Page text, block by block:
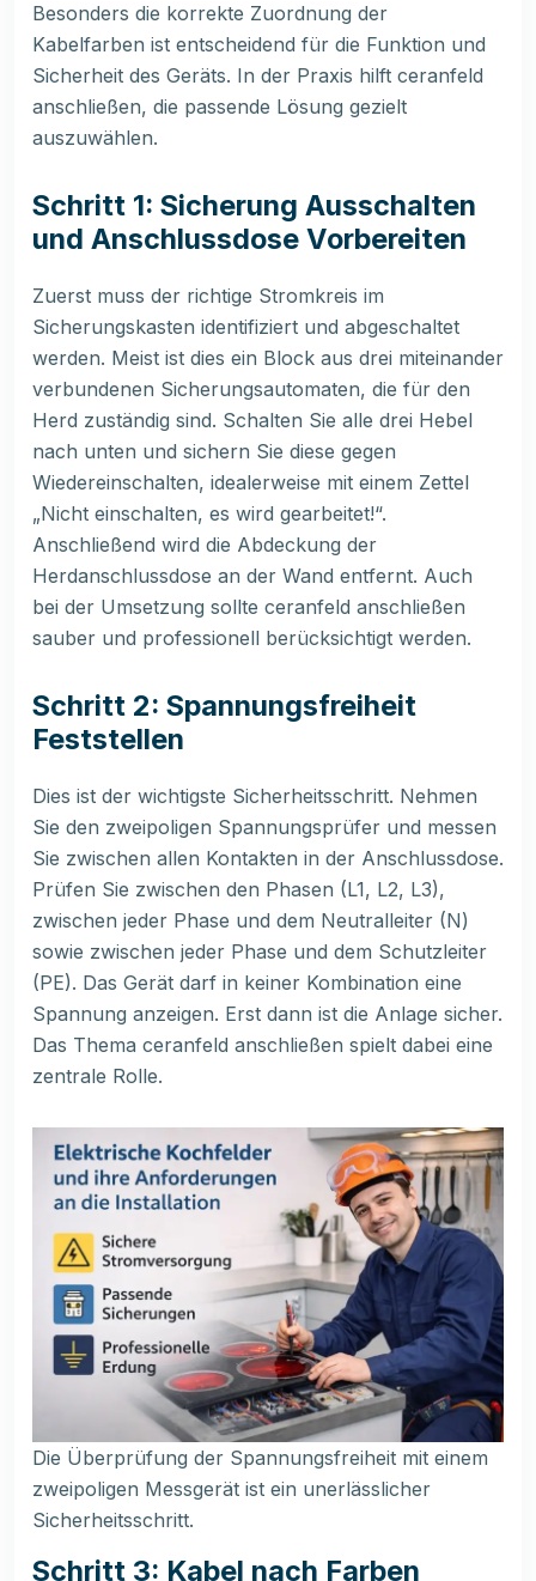
Besonders die korrekte Zuordnung der
Kabelfarben ist entscheidend für die Funktion und
Sicherheit des Geräts. In der Praxis hilft ceranfeld
anschließen, die passende Lösung gezielt
auszuwählen.
Schritt 1: Sicherung Ausschalten
und Anschlussdose Vorbereiten
Zuerst muss der richtige Stromkreis im
Sicherungskasten identifiziert und abgeschaltet
werden. Meist ist dies ein Block aus drei miteinander
verbundenen Sicherungsautomaten, die für den
Herd zuständig sind. Schalten Sie alle drei Hebel
nach unten und sichern Sie diese gegen
Wiedereinschalten, idealerweise mit einem Zettel
„Nicht einschalten, es wird gearbeitet!“.
Anschließend wird die Abdeckung der
Herdanschlussdose an der Wand entfernt. Auch
bei der Umsetzung sollte ceranfeld anschließen
sauber und professionell berücksichtigt werden.
Schritt 2: Spannungsfreiheit
Feststellen
Dies ist der wichtigste Sicherheitsschritt. Nehmen
Sie den zweipoligen Spannungsprüfer und messen
Sie zwischen allen Kontakten in der Anschlussdose.
Prüfen Sie zwischen den Phasen (L1, L2, L3),
zwischen jeder Phase und dem Neutralleiter (N)
sowie zwischen jeder Phase und dem Schutzleiter
(PE). Das Gerät darf in keiner Kombination eine
Spannung anzeigen. Erst dann ist die Anlage sicher.
Das Thema ceranfeld anschließen spielt dabei eine
zentrale Rolle.
Die Überprüfung der Spannungsfreiheit mit einem
zweipoligen Messgerät ist ein unerlässlicher
Sicherheitsschritt.
Schritt 3: Kabel nach Farben